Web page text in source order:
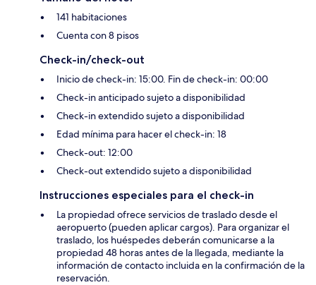
141 habitaciones
Cuenta con 8 pisos
Check-in/check-out
Inicio de check-in: 15:00. Fin de check-in: 00:00
Check-in anticipado sujeto a disponibilidad
Check-in extendido sujeto a disponibilidad
Edad mínima para hacer el check-in: 18
Check-out: 12:00
Check-out extendido sujeto a disponibilidad
Instrucciones especiales para el check-in
La propiedad ofrece servicios de traslado desde el
aeropuerto (pueden aplicar cargos). Para organizar el
traslado, los huéspedes deberán comunicarse a la
propiedad 48 horas antes de la llegada, mediante la
información de contacto incluida en la confirmación de la
reservación.